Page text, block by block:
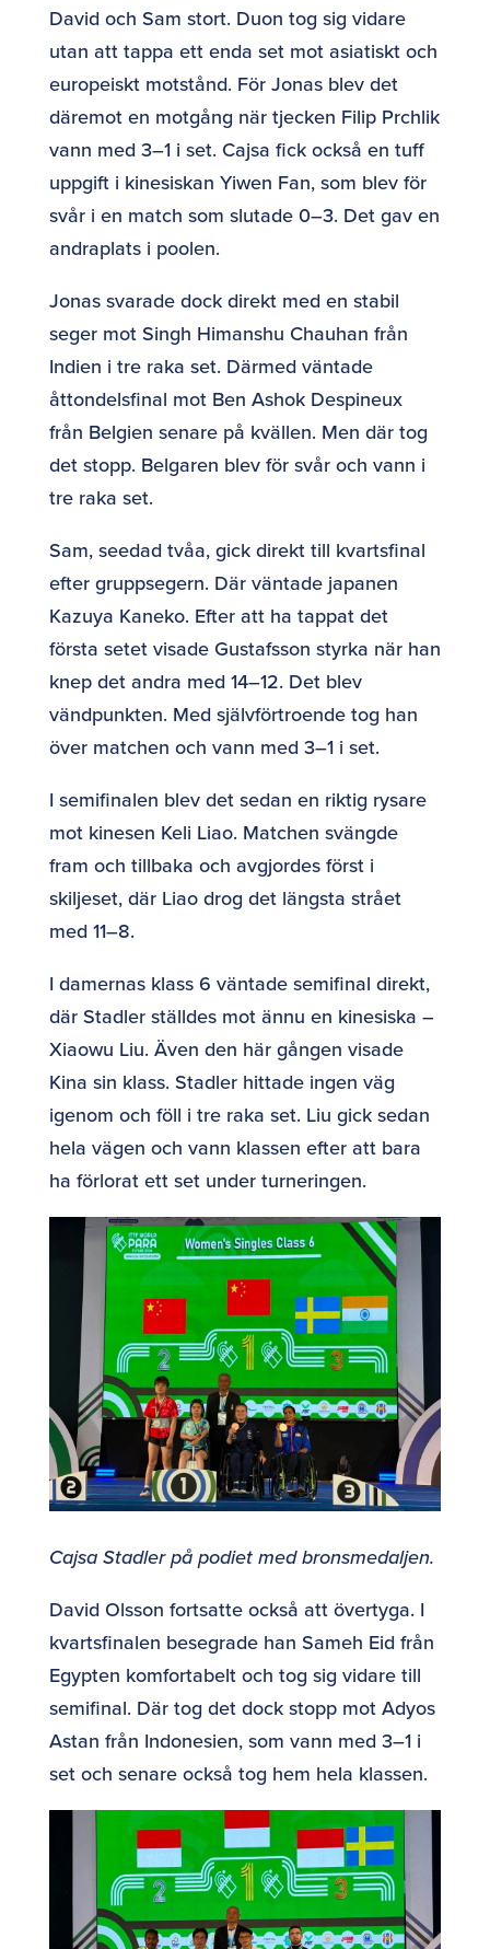
David och Sam stort. Duon tog sig vidare
utan att tappa ett enda set mot asiatiskt och
europeiskt motstånd. För Jonas blev det
däremot en motgång när tjecken Filip Prchlik
vann med 3–1 i set. Cajsa fick också en tuff
uppgift i kinesiskan Yiwen Fan, som blev för
svår i en match som slutade 0–3. Det gav en
andraplats i poolen.
Jonas svarade dock direkt med en stabil
seger mot Singh Himanshu Chauhan från
Indien i tre raka set. Därmed väntade
åttondelsfinal mot Ben Ashok Despineux
från Belgien senare på kvällen. Men där tog
det stopp. Belgaren blev för svår och vann i
tre raka set.
Sam, seedad tvåa, gick direkt till kvartsfinal
efter gruppsegern. Där väntade japanen
Kazuya Kaneko. Efter att ha tappat det
första setet visade Gustafsson styrka när han
knep det andra med 14–12. Det blev
vändpunkten. Med självförtroende tog han
över matchen och vann med 3–1 i set.
I semifinalen blev det sedan en riktig rysare
mot kinesen Keli Liao. Matchen svängde
fram och tillbaka och avgjordes först i
skiljeset, där Liao drog det längsta strået
med 11–8.
I damernas klass 6 väntade semifinal direkt,
där Stadler ställdes mot ännu en kinesiska –
Xiaowu Liu. Även den här gången visade
Kina sin klass. Stadler hittade ingen väg
igenom och föll i tre raka set. Liu gick sedan
hela vägen och vann klassen efter att bara
ha förlorat ett set under turneringen.
Cajsa Stadler på podiet med bronsmedaljen.
David Olsson fortsatte också att övertyga. I
kvartsfinalen besegrade han Sameh Eid från
Egypten komfortabelt och tog sig vidare till
semifinal. Där tog det dock stopp mot Adyos
Astan från Indonesien, som vann med 3–1 i
set och senare också tog hem hela klassen.